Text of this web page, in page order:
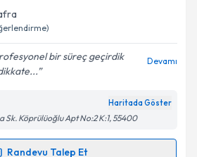
e-posta ile bilgilendireceğiz.
işlenmesine ilişkin
Aydınlatma
ve kişisel verilerimin belirtilen
kabul ediyorum.
bir süreç geçirdik
Devamı
Haritada Göster
Sk. Köprülüoğlu Apt No:2 K:1, 55400
Randevu Talep Et